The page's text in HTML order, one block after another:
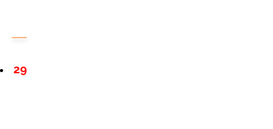
29